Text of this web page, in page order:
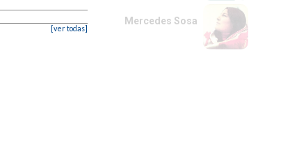
[ver todas]
Mercedes Sosa